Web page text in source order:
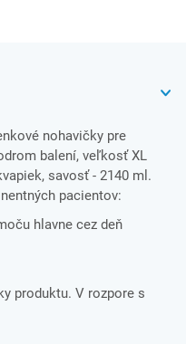
nohavičky pre
balení, veľkosť XL
savosť - 2140 ml.
pacientov:
hlavne cez deň
produktu. V rozpore s